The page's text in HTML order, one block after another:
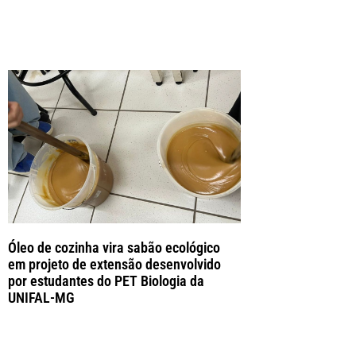
Óleo de cozinha vira sabão ecológico
em projeto de extensão desenvolvido
por estudantes do PET Biologia da
UNIFAL-MG